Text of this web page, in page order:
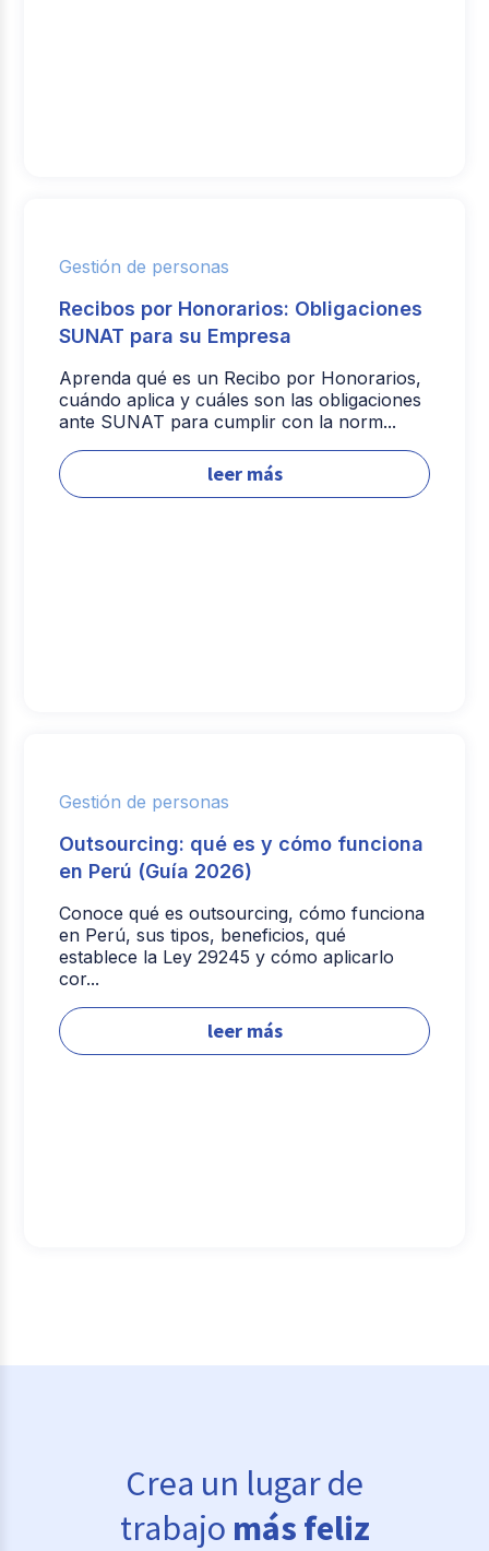
Gestión de personas
Recibos por Honorarios: Obligaciones
SUNAT para su Empresa
Aprenda qué es un Recibo por Honorarios,
cuándo aplica y cuáles son las obligaciones
ante SUNAT para cumplir con la norm...
leer más
Gestión de personas
Outsourcing: qué es y cómo funciona
en Perú (Guía 2026)
Conoce qué es outsourcing, cómo funciona
en Perú, sus tipos, beneficios, qué
establece la Ley 29245 y cómo aplicarlo
cor...
leer más
Crea un lugar de
trabajo más feliz